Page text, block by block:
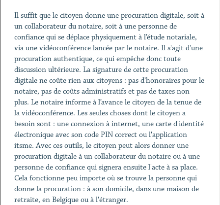
Il suffit que le citoyen donne une procuration digitale, soit à
un collaborateur du notaire, soit à une personne de
confiance qui se déplace physiquement à l’étude notariale,
via une vidéoconférence lancée par le notaire. Il s'agit d'une
procuration authentique, ce qui empêche donc toute
discussion ultérieure. La signature de cette procuration
digitale ne coûte rien aux citoyens : pas d’honoraires pour le
notaire, pas de coûts administratifs et pas de taxes non
plus. Le notaire informe à l’avance le citoyen de la tenue de
la vidéoconférence. Les seules choses dont le citoyen a
besoin sont : une connexion à internet, une carte d'identité
électronique avec son code PIN correct ou l'application
itsme. Avec ces outils, le citoyen peut alors donner une
procuration digitale à un collaborateur du notaire ou à une
personne de confiance qui signera ensuite l'acte à sa place.
Cela fonctionne peu importe où se trouve la personne qui
donne la procuration : à son domicile, dans une maison de
retraite, en Belgique ou à l'étranger.